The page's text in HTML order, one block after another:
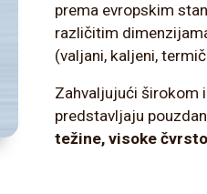
prema evropskim
različitim
(valjani, kaljeni,
Zahvaljujući širokom
predstavljaju
težine, visoke